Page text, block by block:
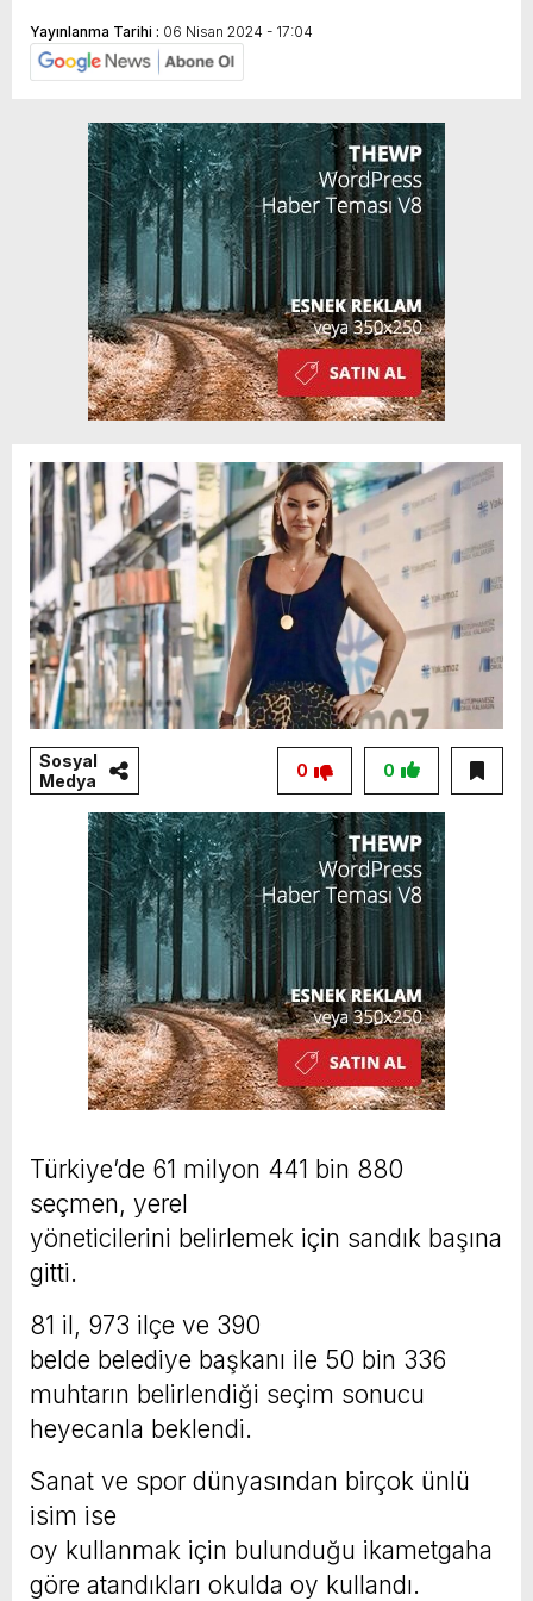
Yayınlanma Tarihi : 06 Nisan 2024 - 17:04
Sosyal
Medya
0
0
Türkiye’de 61 milyon 441 bin 880
seçmen, yerel
yöneticilerini belirlemek için sandık başına
gitti.
81 il, 973 ilçe ve 390
belde belediye başkanı ile 50 bin 336
muhtarın belirlendiği seçim sonucu
heyecanla beklendi.
Sanat ve spor dünyasından birçok ünlü
isim ise
oy kullanmak için bulunduğu ikametgaha
göre atandıkları okulda oy kullandı.